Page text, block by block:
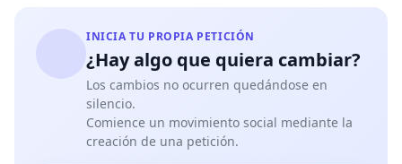
INICIA TU PROPIA PETICIÓN
¿Hay algo que quiera cambiar?
Los cambios no ocurren quedándose en
silencio.
Comience un movimiento social mediante la
creación de una petición.